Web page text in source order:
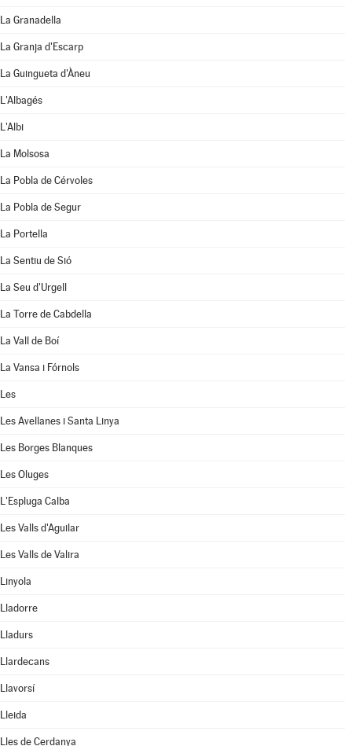
La Granadella
La Granja d'Escarp
La Guingueta d'Àneu
L'Albagés
L'Albi
La Molsosa
La Pobla de Cérvoles
La Pobla de Segur
La Portella
La Sentiu de Sió
La Seu d'Urgell
La Torre de Cabdella
La Vall de Boí
La Vansa i Fórnols
Les
Les Avellanes i Santa Linya
Les Borges Blanques
Les Oluges
L'Espluga Calba
Les Valls d'Aguilar
Les Valls de Valira
Linyola
Lladorre
Lladurs
Llardecans
Llavorsí
Lleida
Lles de Cerdanya